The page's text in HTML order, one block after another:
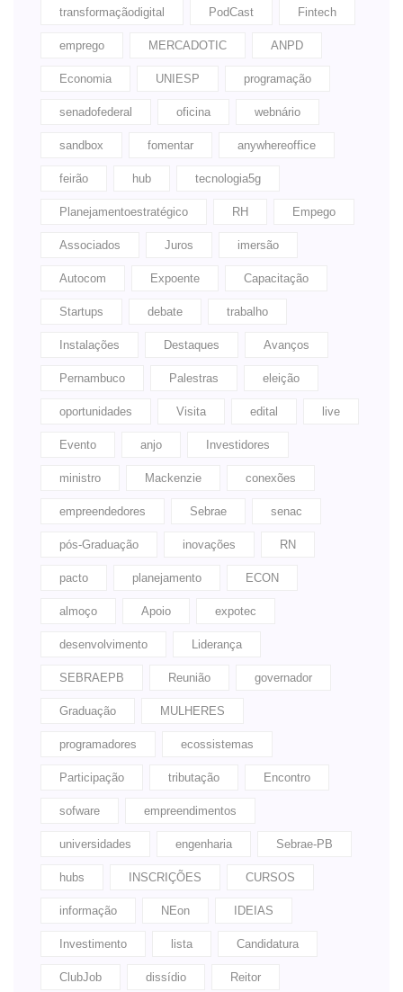
transformaçãodigital PodCast Fintech
emprego MERCADOTIC ANPD
Economia UNIESP programação
senadofederal oficina webnário
sandbox fomentar anywhereoffice
feirão hub tecnologia5g
Planejamentoestratégico RH Empego
Associados Juros imersão
Autocom Expoente Capacitação
Startups debate trabalho
Instalações Destaques Avanços
Pernambuco Palestras eleição
oportunidades Visita edital live
Evento anjo Investidores
ministro Mackenzie conexões
empreendedores Sebrae senac
pós-Graduação inovações RN
pacto planejamento ECON
almoço Apoio expotec
desenvolvimento Liderança
SEBRAEPB Reunião governador
Graduação MULHERES
programadores ecossistemas
Participação tributação Encontro
sofware empreendimentos
universidades engenharia Sebrae-PB
hubs INSCRIÇÕES CURSOS
informação NEon IDEIAS
Investimento lista Candidatura
ClubJob dissídio Reitor